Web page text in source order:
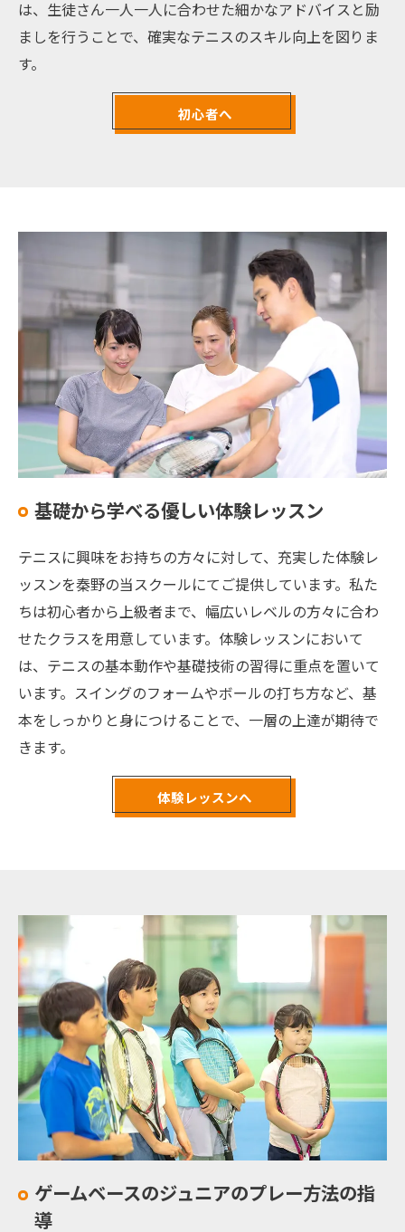
は、生徒さん一人一人に合わせた細かなアドバイスと励
ましを行うことで、確実なテニスのスキル向上を図りま
す。
初心者へ
基礎から学べる優しい体験レッスン
テニスに興味をお持ちの方々に対して、充実した体験レ
ッスンを秦野の当スクールにてご提供しています。私た
ちは初心者から上級者まで、幅広いレベルの方々に合わ
せたクラスを用意しています。体験レッスンにおいて
は、テニスの基本動作や基礎技術の習得に重点を置いて
います。スイングのフォームやボールの打ち方など、基
本をしっかりと身につけることで、一層の上達が期待で
きます。
体験レッスンへ
ゲームベースのジュニアのプレー方法の指
導